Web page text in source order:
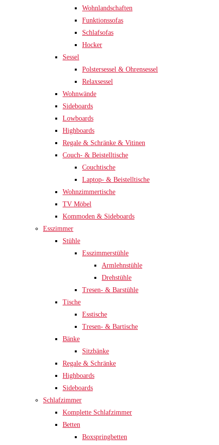
Wohnlandschaften
Funktionssofas
Schlafsofas
Hocker
Sessel
Polstersessel & Ohrensessel
Relaxsessel
Wohnwände
Sideboards
Lowboards
Highboards
Regale & Schränke & Vitinen
Couch- & Beistelltische
Couchtische
Laptop- & Beistelltische
Wohnzimmertische
TV Möbel
Kommoden & Sideboards
Esszimmer
Stühle
Esszimmerstühle
Armlehnstühle
Drehstühle
Tresen- & Barstühle
Tische
Esstische
Tresen- & Bartische
Bänke
Sitzbänke
Regale & Schränke
Highboards
Sideboards
Schlafzimmer
Komplette Schlafzimmer
Betten
Boxspringbetten